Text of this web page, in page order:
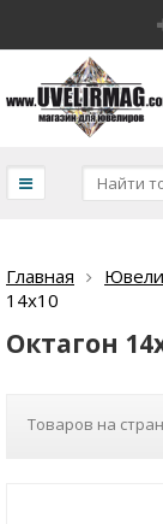
Главная
14х10
Октагон
Товаров на